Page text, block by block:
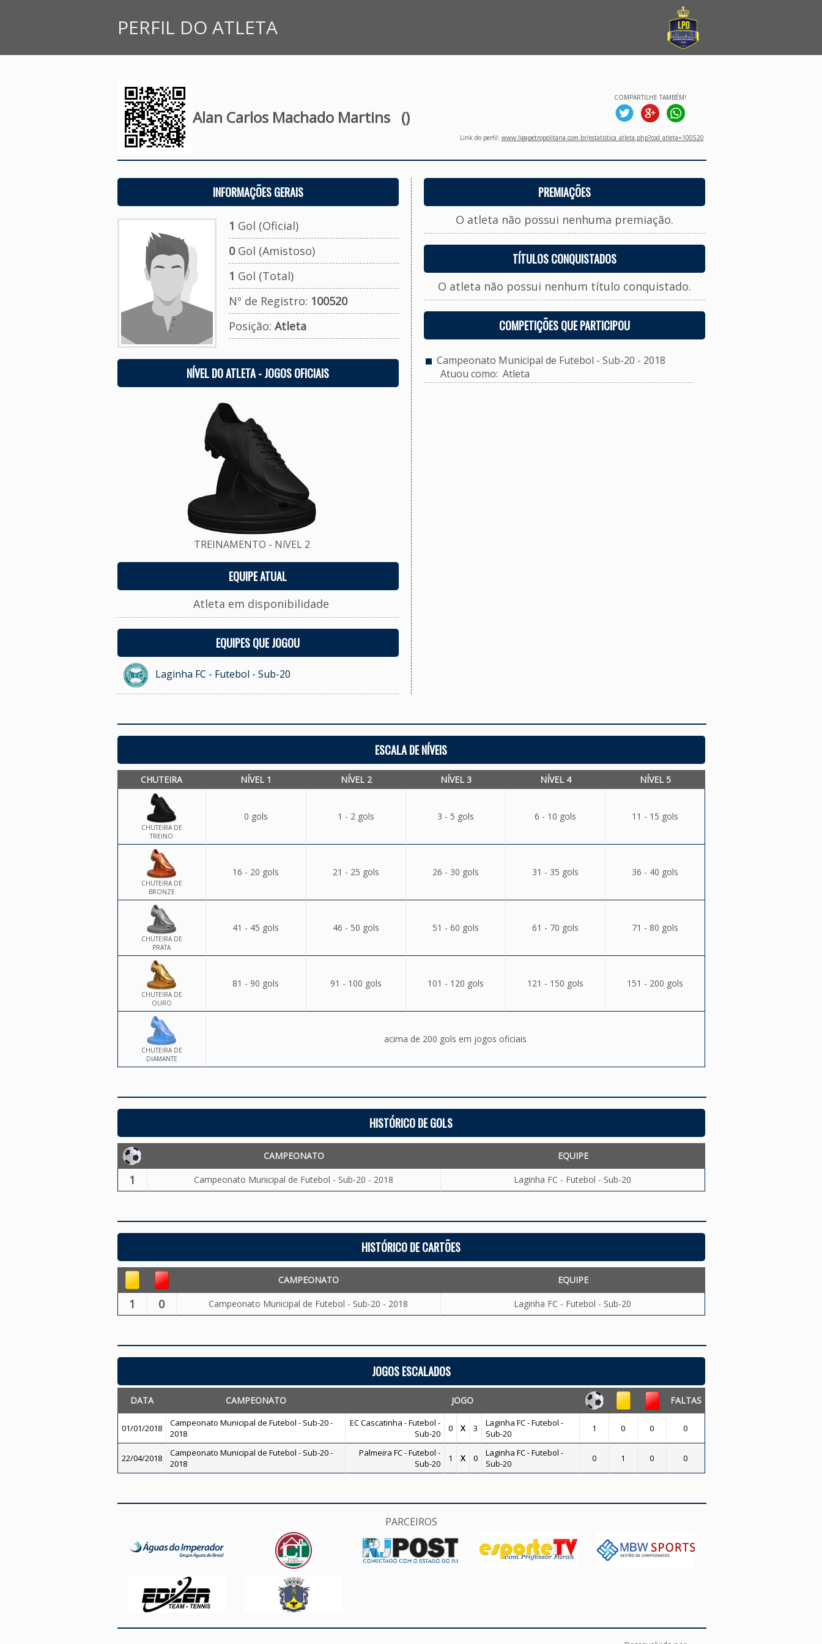
PERFIL DO ATLETA
Alan Carlos Machado Martins ()
COMPARTILHE TAMBÉM!
Link do perfil: www.ligapetropolitana.com.br/estatistica_atleta.php?cod_atleta=100520
INFORMAÇÕES GERAIS
1 Gol (Oficial)
0Gol (Amistoso)
1 Gol (Total)
Nº de Registro: 100520
Posição: Atleta
NÍVEL DO ATLETA - JOGOS OFICIAIS
TREINAMENTO - NíVEL 2
EQUIPE ATUAL
Atleta em disponibilidade
EQUIPES QUE JOGOU
Laginha FC - Futebol - Sub-20
PREMIAÇÕES
O atleta não possui nenhuma premiação.
TÍTULOS CONQUISTADOS
O atleta não possui nenhum título conquistado.
COMPETIÇÕES QUE PARTICIPOU
Campeonato Municipal de Futebol - Sub-20 - 2018
Atuou como: Atleta
ESCALA DE NÍVEIS
CHUTEIRA NÍVEL 1 NÍVEL 2 NÍVEL 3 NÍVEL 4 NÍVEL 5
CHUTEIRA DE
TREINO
0 gols 1 - 2 gols 3 - 5 gols 6 - 10 gols 11 - 15 gols
CHUTEIRA DE
BRONZE
16 - 20 gols 21 - 25 gols 26 - 30 gols 31 - 35 gols 36 - 40 gols
CHUTEIRA DE
PRATA
41 - 45 gols 46 - 50 gols 51 - 60 gols 61 - 70 gols 71 - 80 gols
CHUTEIRA DE
OURO
81 - 90 gols 91 - 100 gols 101 - 120 gols 121 - 150 gols 151 - 200 gols
CHUTEIRA DE
DIAMANTE
acima de 200 gols em jogos oficiais
HISTÓRICO DE GOLS
CAMPEONATO EQUIPE
1 Campeonato Municipal de Futebol - Sub-20 - 2018 Laginha FC - Futebol - Sub-20
HISTÓRICO DE CARTÕES
CAMPEONATO EQUIPE
1 0 Campeonato Municipal de Futebol - Sub-20 - 2018 Laginha FC - Futebol - Sub-20
JOGOS ESCALADOS
DATA CAMPEONATO JOGO FALTAS
01/01/2018
Campeonato Municipal de Futebol - Sub-20 -
2018
EC Cascatinha - Futebol -
Sub-20
0 X 3
Laginha FC - Futebol -
Sub-20
1 0 0 0
22/04/2018
Campeonato Municipal de Futebol - Sub-20 -
2018
Palmeira FC - Futebol -
Sub-20
1 X 0
Laginha FC - Futebol -
Sub-20
0 1 0 0
PARCEIROS